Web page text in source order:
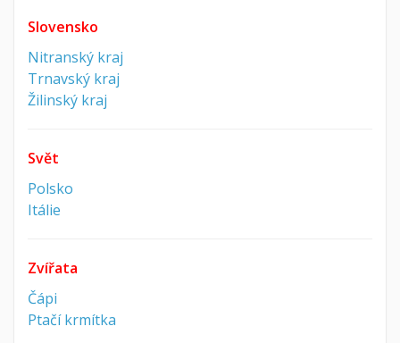
Slovensko
Nitranský kraj
Trnavský kraj
Žilinský kraj
Svět
Polsko
Itálie
Zvířata
Čápi
Ptačí krmítka